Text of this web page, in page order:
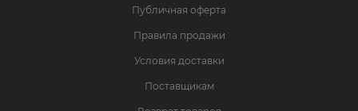
Публичная оферта
Правила продажи
Условия доставки
Поставщикам